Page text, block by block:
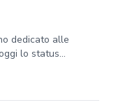
dedicato alle
lo status...